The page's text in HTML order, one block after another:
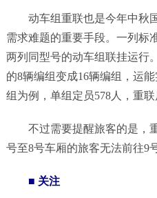
动车组重联也是今年中秋
需求难题的重要手段。一列标
两列同型号的动车组联挂运行
的8辆编组变成16辆编组，运
组为例，单组定员578人，重联
不过需要提醒旅客的是，重
号至8号车厢的旅客无法前往9
■ 关注